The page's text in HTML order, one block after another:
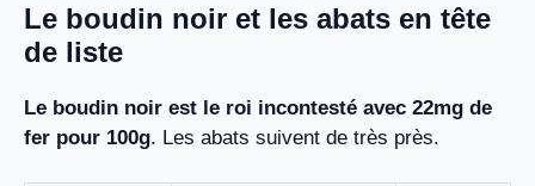
Le boudin noir et les abats en tête
de liste
Le boudin noir est le roi incontesté avec 22mg de
fer pour 100g. Les abats suivent de très près.